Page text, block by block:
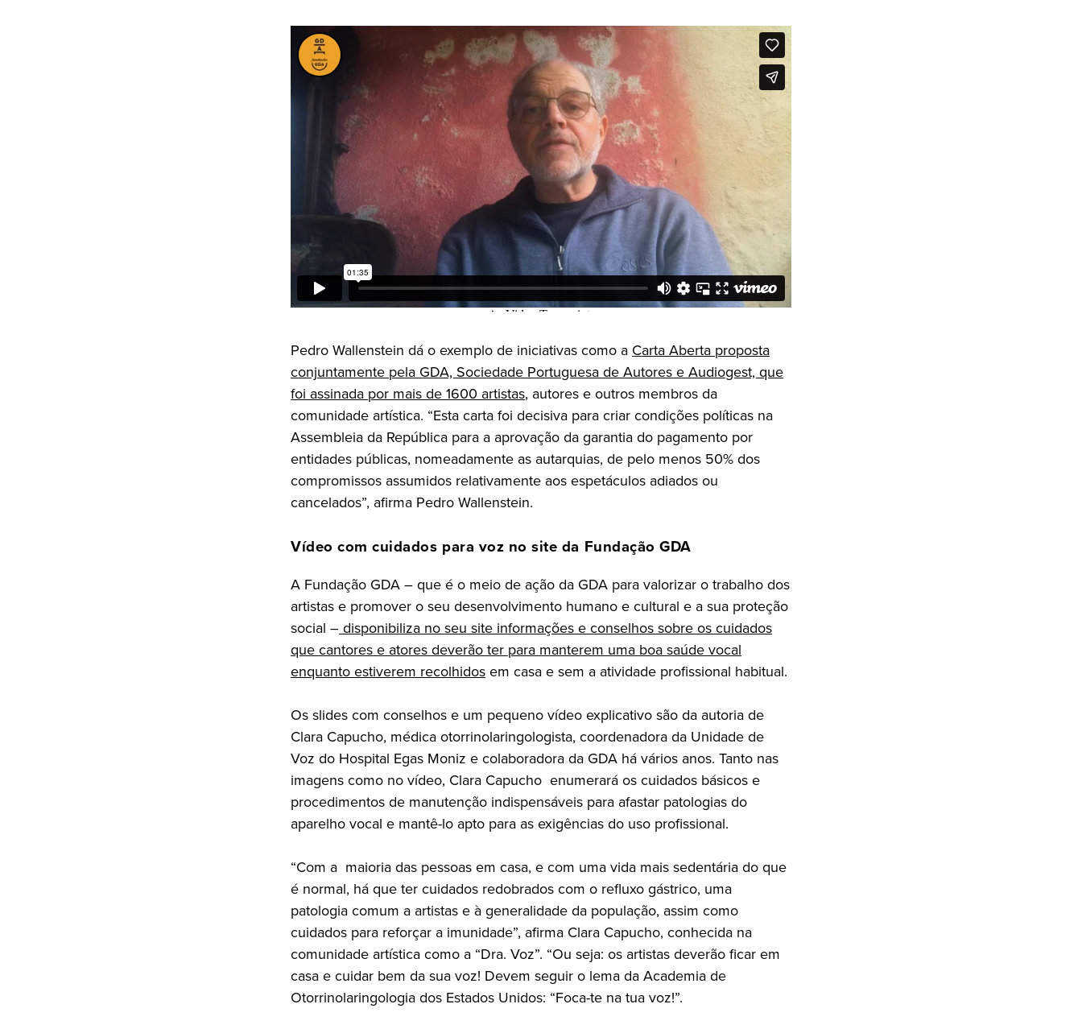
Pedro Wallenstein dá o exemplo de iniciativas como a Carta Aberta proposta
conjuntamente pela GDA, Sociedade Portuguesa de Autores e Audiogest, que
foi assinada por mais de 1600 artistas, autores e outros membros da
comunidade artística. “Esta carta foi decisiva para criar condições políticas na
Assembleia da República para a aprovação da garantia do pagamento por
entidades públicas, nomeadamente as autarquias, de pelo menos 50% dos
compromissos assumidos relativamente aos espetáculos adiados ou
cancelados”, afirma Pedro Wallenstein.
Vídeo com cuidados para voz no site da Fundação GDA
A Fundação GDA – que é o meio de ação da GDA para valorizar o trabalho dos
artistas e promover o seu desenvolvimento humano e cultural e a sua proteção
social –disponibiliza no seu site informações e conselhos sobre os cuidados
que cantores e atores deverão ter para manterem uma boa saúde vocal
enquanto estiverem recolhidosem casa e sem a atividade profissional habitual.
Os slides com conselhos e um pequeno vídeo explicativo são da autoria de
Clara Capucho, médica otorrinolaringologista, coordenadora da Unidade de
Voz do Hospital Egas Moniz e colaboradora da GDA há vários anos. Tanto nas
imagens como no vídeo, Clara Capucho enumerará os cuidados básicos e
procedimentos de manutenção indispensáveis para afastar patologias do
aparelho vocal e mantê-lo apto para as exigências do uso profissional.
“Com a maioria das pessoas em casa, e com uma vida mais sedentária do que
é normal, há que ter cuidados redobrados com o refluxo gástrico, uma
patologia comum a artistas e à generalidade da população, assim como
cuidados para reforçar a imunidade”, afirma Clara Capucho, conhecida na
comunidade artística como a “Dra. Voz”. “Ou seja: os artistas deverão ficar em
casa e cuidar bem da sua voz! Devem seguir o lema da Academia de
Otorrinolaringologia dos Estados Unidos: “Foca-te na tua voz!”.